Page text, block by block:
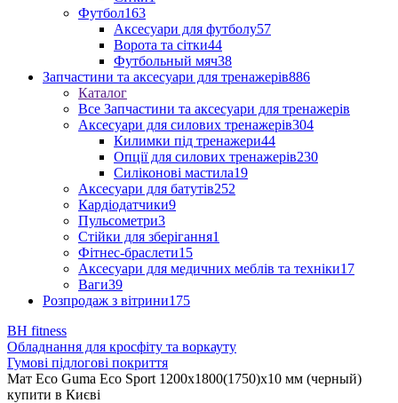
Футбол163
Аксесуари для футболу57
Ворота та сітки44
Футбольный мяч38
Запчастини та аксесуари для тренажерів886
Каталог
Все Запчастини та аксесуари для тренажерів
Аксесуари для силових тренажерів304
Килимки під тренажери44
Опції для силових тренажерів230
Силіконові мастила19
Аксесуари для батутів252
Кардіодатчики9
Пульсометри3
Стійки для зберігання1
Фітнес-браслети15
Аксесуари для медичних меблів та техніки17
Ваги39
Розпродаж з вітрини175
BH fitness
Обладнання для кросфіту та воркауту
Гумові підлогові покриття
Мат Eco Guma Eco Sport 1200х1800(1750)х10 мм (черный)
купити в Києві